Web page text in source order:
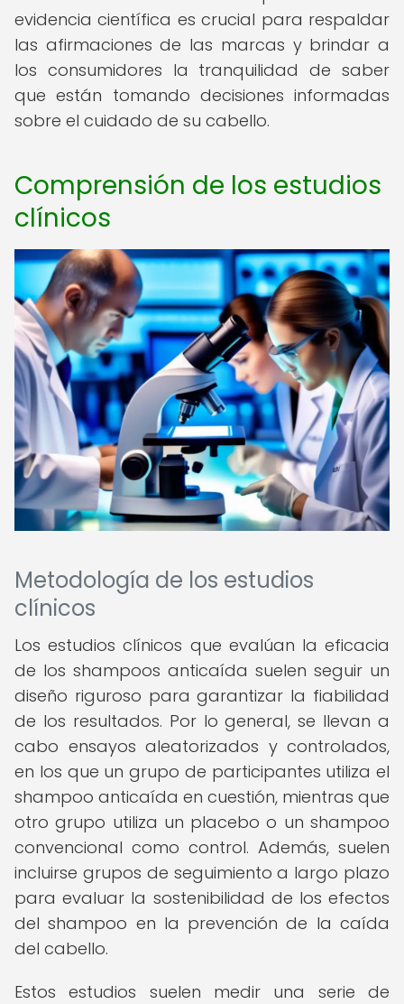
evidencia científica es crucial para respaldar
las afirmaciones de las marcas y brindar a
los consumidores la tranquilidad de saber
que están tomando decisiones informadas
sobre el cuidado de su cabello.
Comprensión de los estudios
clínicos
Metodología de los estudios
clínicos
Los estudios clínicos que evalúan la eficacia
de los shampoos anticaída suelen seguir un
diseño riguroso para garantizar la fiabilidad
de los resultados. Por lo general, se llevan a
cabo ensayos aleatorizados y controlados,
en los que un grupo de participantes utiliza el
shampoo anticaída en cuestión, mientras que
otro grupo utiliza un placebo o un shampoo
convencional como control. Además, suelen
incluirse grupos de seguimiento a largo plazo
para evaluar la sostenibilidad de los efectos
del shampoo en la prevención de la caída
del cabello.
Estos estudios suelen medir una serie de